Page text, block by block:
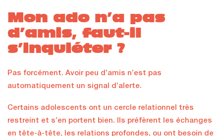
Mon ado n’a pas
d’amis, faut-il
s’inquiéter ?
Pas forcément. Avoir peu d’amis n’est pas
automatiquement un signal d’alerte.
Certains adolescents ont un cercle relationnel très
restreint et s’en portent bien. Ils préfèrent les échanges
en tête-à-tête, les relations profondes, ou ont besoin de